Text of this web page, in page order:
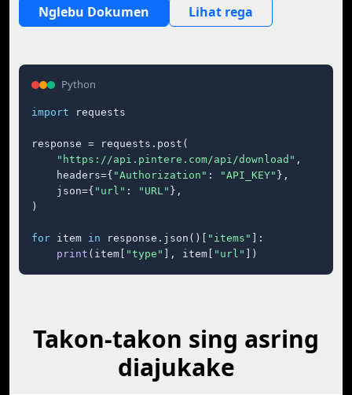
Nglebu Dokumen Lihat rega
Python
import requests
response = requests.post(
"https://api.pintere.com/api/download" ,
    headers={
"Authorization" : "API_KEY" },
    json={
"url" : "URL" },
)
for item in response.json()[ "items"
]:
print (item[ "type" ], item[ "url" ])
Takon-takon sing asring
diajukake